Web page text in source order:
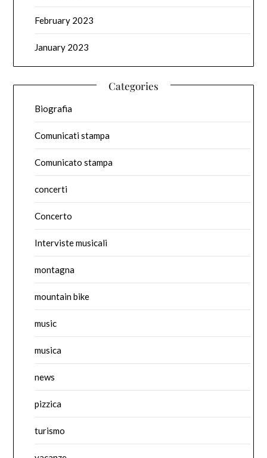
February 2023
January 2023
Categories
Biografia
Comunicati stampa
Comunicato stampa
concerti
Concerto
Interviste musicali
montagna
mountain bike
music
musica
news
pizzica
turismo